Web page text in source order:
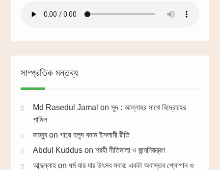
সাম্প্রতিক মন্তব্য
Md Rasedul Jamal on সুদ : আল্লাহর সাথে বিদ্রোহের
শামিল
মাহবুবon গায়ে হলুদ বনাম ইসলামী রীতি
Abdul Kudduson শরয়ী নীতিমালা ও জন্মনিয়ন্ত্রণ
আব্দুল্লাহon ধর্ম যার যার উৎসব সবার: একটা অবাস্তব শ্লোগান ও